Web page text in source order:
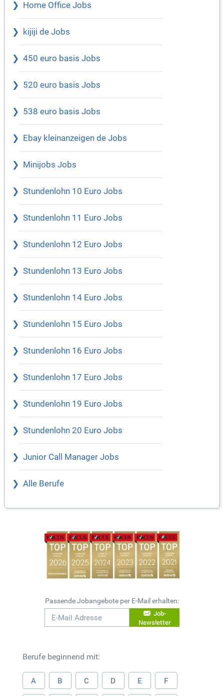
Home Office Jobs
kijiji de Jobs
450 euro basis Jobs
520 euro basis Jobs
538 euro basis Jobs
Ebay kleinanzeigen de Jobs
Minijobs Jobs
Stundenlohn 10 Euro Jobs
Stundenlohn 11 Euro Jobs
Stundenlohn 12 Euro Jobs
Stundenlohn 13 Euro Jobs
Stundenlohn 14 Euro Jobs
Stundenlohn 15 Euro Jobs
Stundenlohn 16 Euro Jobs
Stundenlohn 17 Euro Jobs
Stundenlohn 19 Euro Jobs
Stundenlohn 20 Euro Jobs
Junior Call Manager Jobs
Alle Berufe
Passende Jobangebote per E-Mail erhalten:
Job-
Newsletter
Berufe beginnend mit:
A B C D E F